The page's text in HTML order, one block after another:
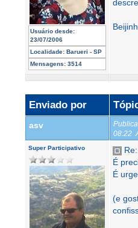
Usuário desde:
23/07/2006
Localidade: Barueri - SP
Mensagens: 3514
Enviado por
asv
08:22
Super Participativo
É
É
(e